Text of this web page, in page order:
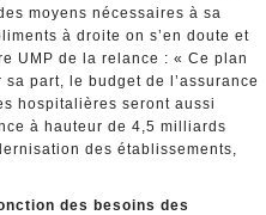
moyens nécessaires à sa
à droite on s’en doute et
UMP de la relance : « Ce plan
part, le budget de l’assurance
hospitalières seront aussi
à hauteur de 4,5 milliards
des établissements,
des besoins des